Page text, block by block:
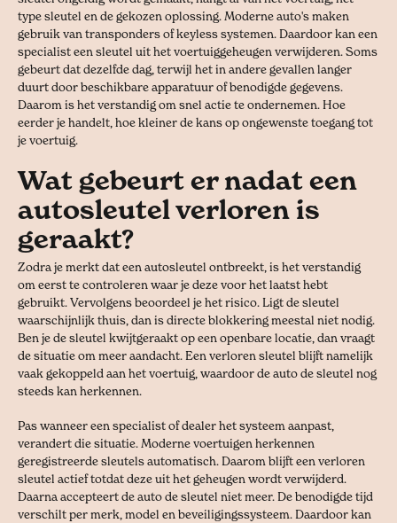
type sleutel en de gekozen oplossing. Moderne auto's maken
gebruik van transponders of keyless systemen. Daardoor kan een
specialist een sleutel uit het voertuiggeheugen verwijderen. Soms
gebeurt dat dezelfde dag, terwijl het in andere gevallen langer
duurt door beschikbare apparatuur of benodigde gegevens.
Daarom is het verstandig om snel actie te ondernemen. Hoe
eerder je handelt, hoe kleiner de kans op ongewenste toegang tot
je voertuig.
Wat gebeurt er nadat een
autosleutel verloren is
geraakt?
Zodra je merkt dat een autosleutel ontbreekt, is het verstandig
om eerst te controleren waar je deze voor het laatst hebt
gebruikt. Vervolgens beoordeel je het risico. Ligt de sleutel
waarschijnlijk thuis, dan is directe blokkering meestal niet nodig.
Ben je de sleutel kwijtgeraakt op een openbare locatie, dan vraagt
de situatie om meer aandacht. Een verloren sleutel blijft namelijk
vaak gekoppeld aan het voertuig, waardoor de auto de sleutel nog
steeds kan herkennen.
Pas wanneer een specialist of dealer het systeem aanpast,
verandert die situatie. Moderne voertuigen herkennen
geregistreerde sleutels automatisch. Daarom blijft een verloren
sleutel actief totdat deze uit het geheugen wordt verwijderd.
Daarna accepteert de auto de sleutel niet meer. De benodigde tijd
verschilt per merk, model en beveiligingssysteem. Daardoor kan